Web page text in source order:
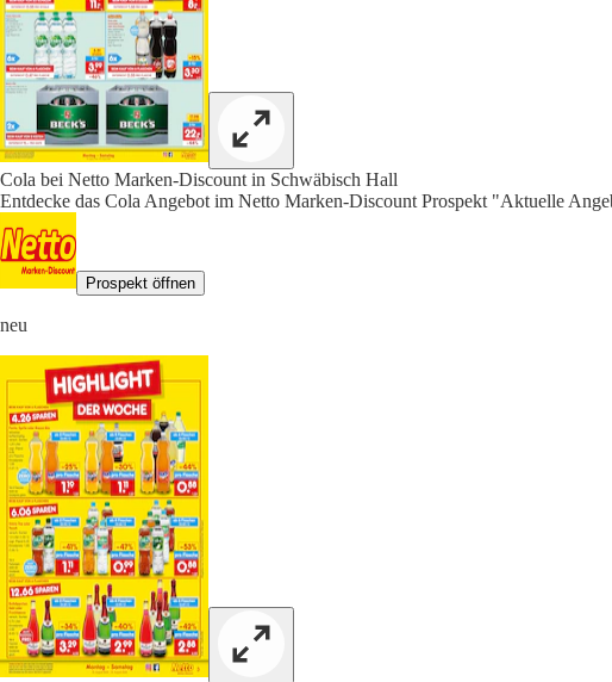
Cola bei Netto Marken-Discount in Schwäbisch Hall
Entdecke das Cola Angebot im Netto Marken-Discount Prospekt "Aktuelle
Prospekt öffnen
neu